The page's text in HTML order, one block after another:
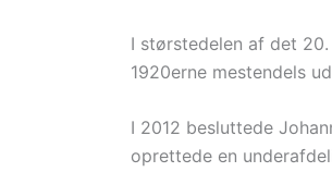
I størstedelen af det
1920erne mestendels
I 2012 besluttede
oprettede en